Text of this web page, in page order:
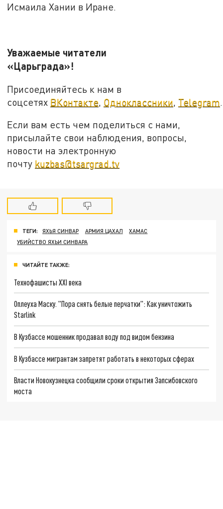
Исмаила Хании в Иране.
Уважаемые читатели
«Царьграда»!
Присоединяйтесь к нам в
соцсетях ВКонтакте Одноклассники Telegram
Если вам есть чем поделиться с нами,
присылайте свои наблюдения, вопросы,
новости на электронную
почту kuzbas@tsargrad.tv
ТЕГИ: ЯХЬЯ СИНВАР АРМИЯ ЦАХАЛ
ХАМАС
УБИЙСТВО ЯХЬИ СИНВАРА
ЧИТАЙТЕ ТАКЖЕ:
Технофашисты XXI века
Оплеуха Маску. "Пора снять белые перчатки": Как уничтожить
Starlink
В Кузбассе мошенник продавал воду под видом бензина
В Кузбассе мигрантам запретят работать в некоторых сферах
Власти Новокузнецка сообщили сроки открытия Запсибовского
моста